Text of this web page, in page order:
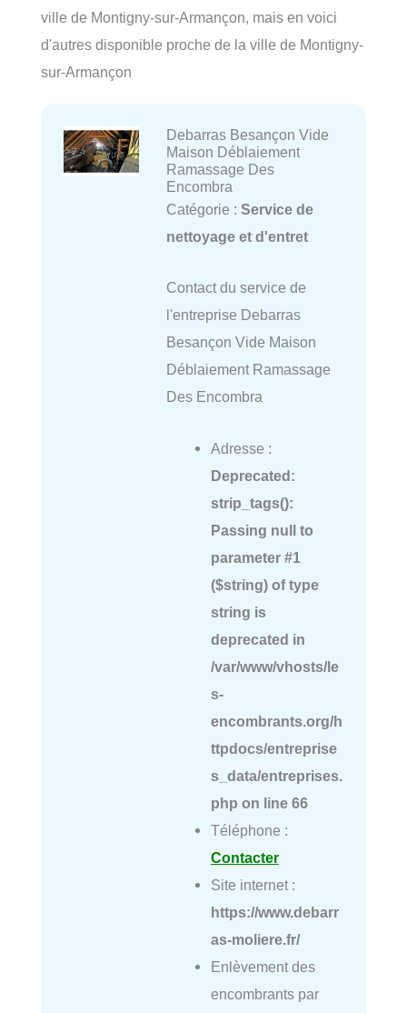
ville de Montigny-sur-Armançon, mais en voici
d'autres disponible proche de la ville de Montigny-
sur-Armançon
Debarras Besançon Vide
Maison Déblaiement
Ramassage Des
Encombra
Catégorie : Service de
nettoyage et d'entret
Contact du service de
l'entreprise Debarras
Besançon Vide Maison
Déblaiement Ramassage
Des Encombra
Adresse :
Deprecated:
strip_tags():
Passing null to
parameter #1
($string) of type
string is
deprecated in
/var/www/vhosts/le
s-
encombrants.org/h
ttpdocs/entreprise
s_data/entreprises.
php on line 66
Téléphone :
Contacter
Site internet :
https://www.debarr
as-moliere.fr/
Enlèvement des
encombrants par